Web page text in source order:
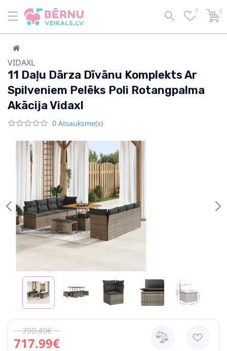
0 0
VIDAXL
11 Daļu Dārza Dīvānu Komplekts Ar
Spilveniem Pelēks Poli Rotangpalma
Akācija Vidaxl
0 Atsauksme(s)
717.99€
790.49€